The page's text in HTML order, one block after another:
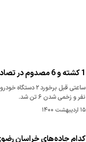
1 کشته و 6 مصدوم در تصادف کامیون و خودروی‌سواری
نفر و زخمی شدن ۶ تن شد.
۱۵ اردیبهشت ۱۴۰۰
کدام جاده‌های خراسان